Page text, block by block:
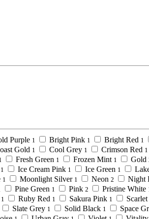
Purple 1 Bright Pink 1 Bright Red 1
Gold 1 Cool Grey 1 Crimson Red 1
Fresh Green 1 Frozen Mint 1 Gold
1 Ice Cream Pink 1 Ice Green 1
1 Moonlight Silver 1 Neon 2 Night
Pine Green 1 Pink 2 Pristine White
1 Ruby Red 1 Sakura Pink 1
Slate Grey 1 Solid Black 1 Space